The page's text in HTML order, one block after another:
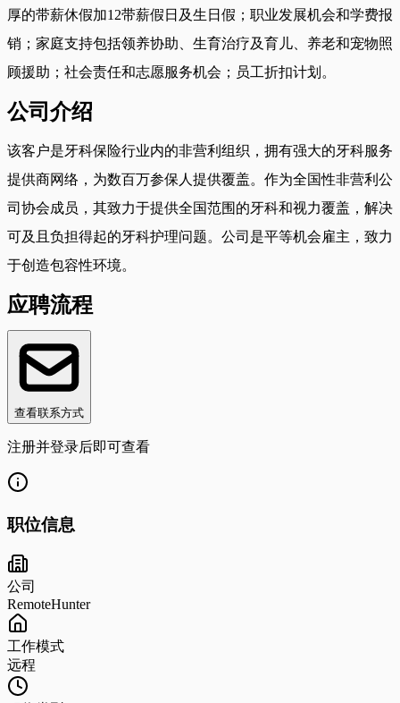
厚的带薪休假加12带薪假日及生日假；职业发展机会和学费报
销；家庭支持包括领养协助、生育治疗及育儿、养老和宠物照
顾援助；社会责任和志愿服务机会；员工折扣计划。
公司介绍
该客户是牙科保险行业内的非营利组织，拥有强大的牙科服务
提供商网络，为数百万参保人提供覆盖。作为全国性非营利公
司协会成员，其致力于提供全国范围的牙科和视力覆盖，解决
可及且负担得起的牙科护理问题。公司是平等机会雇主，致力
于创造包容性环境。
应聘流程
查看联系方式
注册并登录后即可查看
职位信息
公司
RemoteHunter
工作模式
远程